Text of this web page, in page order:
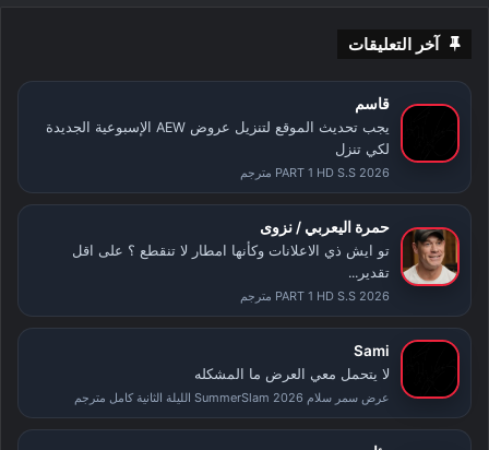
آخر التعليقات
قاسم
يجب تحديث الموقع لتنزيل عروض AEW الإسبوعية الجديدة
لكي تنزل
PART 1 HD S.S 2026 مترجم
حمرة اليعربي / نزوى
تو ايش ذي الاعلانات وكأنها امطار لا تنقطع ؟ على اقل
تقدير...
PART 1 HD S.S 2026 مترجم
Sami
لا يتحمل معي العرض ما المشكله
عرض سمر سلام SummerSlam 2026 الليلة الثانية كامل مترجم